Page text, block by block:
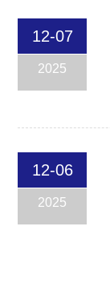
12-07
2025
12-06
2025